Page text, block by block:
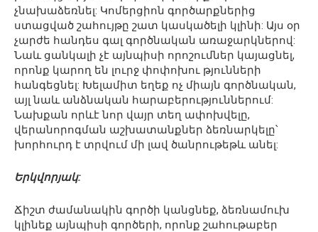
չնախաձեռնել: Կոմերցիոն գործարքներից
ստացված շահույթը շատ կասկածելի կլինի: Այս օր
չարժե հանդես գալ գործնական առաջարկներով:
Նաև ցանկալի չէ այնպիսի որոշումներ կայացնել,
որոնք կարող են լուրջ փոփոխու թյունների
հանգեցնել: Խելամիտ եղեք ոչ միայն գործնական,
այլ նաև անձնական հարաբերություններում:
Նախքան որևէ նոր վայր տեղ ափոխվելը,
վերանորոգման աշխատանքներ ձեռնարկելը՝
խորհուրդ է տրվում մի լավ ծանրութեթև անել:
Երկվորյակ:
Ճիշտ ժամանակին գործի կանցնեք, ձեռնամուխ
կլինեք այնպիսի գործերի, որոնք շահութաբեր